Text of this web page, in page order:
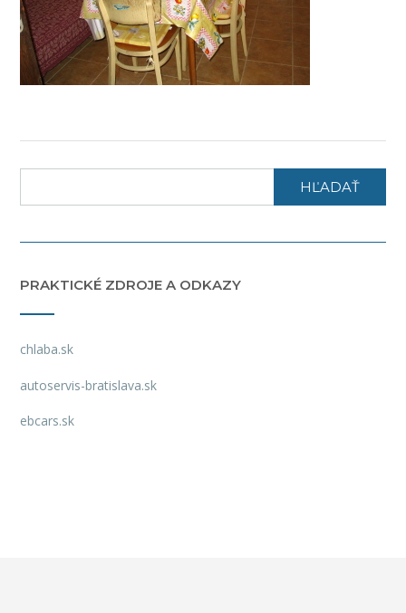
HĽADAŤ
PRAKTICKÉ ZDROJE A ODKAZY
chlaba.sk
autoservis-bratislava.sk
ebcars.sk